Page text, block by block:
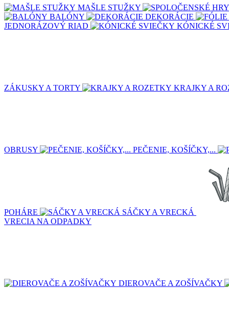
MAŠLE STUŽKY
BALÓNY
DEKORÁCIE
JEDNORÁZOVÝ RIAD
KÓNICKÉ
ZÁKUSKY A TORTY KRAJKY A
OBRUSY PEČENIE, KOŠÍČKY,...
POHÁRE
SÁČKY A VRECKÁ
VRECIA NA ODPADKY
DIEROVAČE A ZOŠÍVAČKY